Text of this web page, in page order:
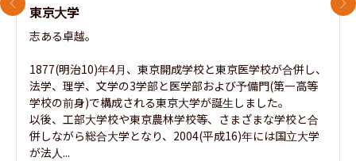
東京大学
志ある卓越。
1877(明治10)年4月、東京開成学校と東京医学校が合併し、
法学、理学、文学の3学部と医学部および予備門(第一高等
学校の前身)で構成される東京大学が誕生しました。
以後、工部大学校や東京農林学校等、さまざまな学校と合
併しながら総合大学となり、2004(平成16)年には国立大学
が法人...
前のスライド 次